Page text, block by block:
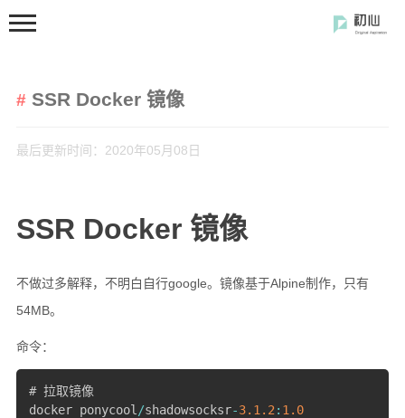
SSR Docker 镜像
最后更新时间：2020年05月08日
SSR Docker 镜像
不做过多解释，不明白自行google。镜像基于Alpine制作，只有
54MB。
命令：
# 拉取镜像
docker ponycool /shadowsocksr-3.1 .2 : 1.0
开发笔记
软件使用
开源软件